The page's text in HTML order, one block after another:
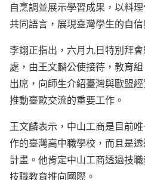
自烹調並展示學習成果，以料
共同語言，展現臺灣學生的自信
李翊正指出，六月九日特別拜
處，由王文麟公使接待，教育
出席，向師生介紹臺灣與歐盟
推動臺歐交流的重要工作。
王文麟表示，中山工商是目前
作的臺灣高中職學校，而且是
計畫。他肯定中山工商透過技
技職教育推向國際。